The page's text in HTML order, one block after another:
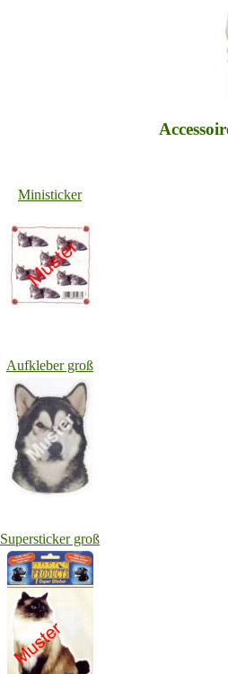
Ministicker
Aufkleber groß
Supersticker groß